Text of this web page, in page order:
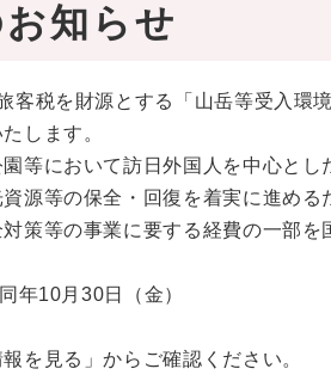
知らせ
客税を財源とする「山岳等受入環
します。
等において訪日外国人を中心と
源等の保全・回復を着実に進め
策等の事業に要する経費の一部を
年10月30日（金）
を見る」からご確認ください。